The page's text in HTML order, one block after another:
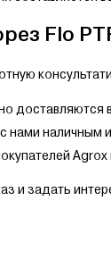
Flo
доставляются
нами наличным
и задать